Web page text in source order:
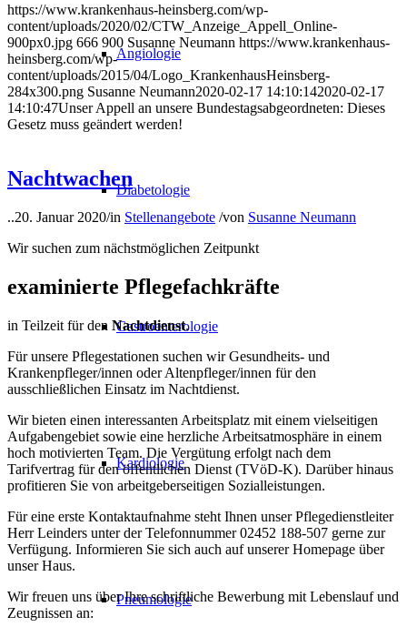
Angiologie
Diabetologie
Gastroenterologie
Kardiologie
Pneumologie
https://www.krankenhaus-heinsberg.com/wp-
content/uploads/2020/02/CTW_Anzeige_Appell_Online-
900px0.jpg 666 900 Susanne Neumann https://www.krankenhaus-
heinsberg.com/wp-
content/uploads/2015/04/Logo_KrankenhausHeinsberg-
284x300.png Susanne Neumann2020-02-17 14:10:142020-02-17
14:10:47Unser Appell an unsere Bundestagsabgeordneten: Dieses
Gesetz muss geändert werden!
Nachtwachen
..20. Januar 2020/in Stellenangebote /von Susanne Neumann
Wir suchen zum nächstmöglichen Zeitpunkt
examinierte Pflegefachkräfte
in Teilzeit für den Nachtdienst.
Für unsere Pflegestationen suchen wir Gesundheits- und
Krankenpfleger/innen oder Altenpfleger/innen für den
ausschließlichen Einsatz im Nachtdienst.
Wir bieten einen interessanten Arbeitsplatz mit einem vielseitigen
Aufgabengebiet sowie eine herzliche Arbeitsatmosphäre in einem
hoch motivierten Team. Die Vergütung erfolgt nach dem
Tarifvertrag für den öffentlichen Dienst (TVöD-K). Darüber hinaus
profitieren Sie von arbeitgeberseitigen Sozialleistungen.
Für eine erste Kontaktaufnahme steht Ihnen unser Pflegedienstleiter
Herr Leinders unter der Telefonnummer 02452 188-507 gerne zur
Verfügung. Informieren Sie sich auch auf unserer Homepage über
unser Haus.
Wir freuen uns über Ihre schriftliche Bewerbung mit Lebenslauf und
Zeugnissen an: